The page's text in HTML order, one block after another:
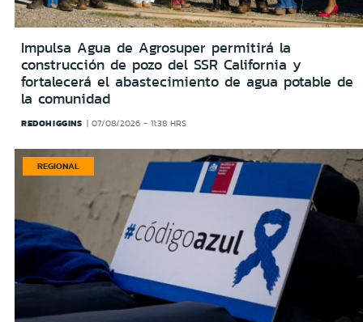
Impulsa Agua de Agrosuper permitirá la
construcción de pozo del SSR California y
fortalecerá el abastecimiento de agua potable de
la comunidad
REDOHIGGINS 07/08/2026 - 11:38 HRS
REGIONAL